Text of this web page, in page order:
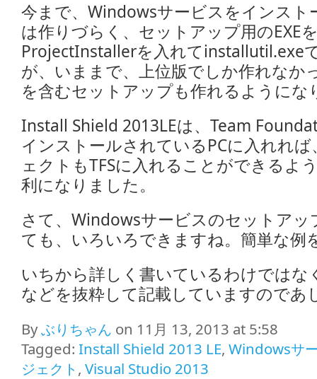
今まで、Windowsサービスをインス
は作りづらく、セットアップ用のEXE
ProjectInstallerを入れてinstallutil.exe
が、いままで、上位版でしか作れなか
を含むセットアップも作れるようにな
Install Shield 2013LEは、Team
インストールされているPCに入れれ
ェクトもTFSに入れることができるよ
利になりました。
さて、Windowsサービスのセットア
ても、いろいろできますね。簡単な例
いちから詳しく書いているわけではな
などを抜粋して記載していますのであ
Byぶりちゃん on 11月 13, 2013 at 5:58
Tagged: Install Shield 2013 LE, Windowsサ
ジェクト , Visual Studio 2013